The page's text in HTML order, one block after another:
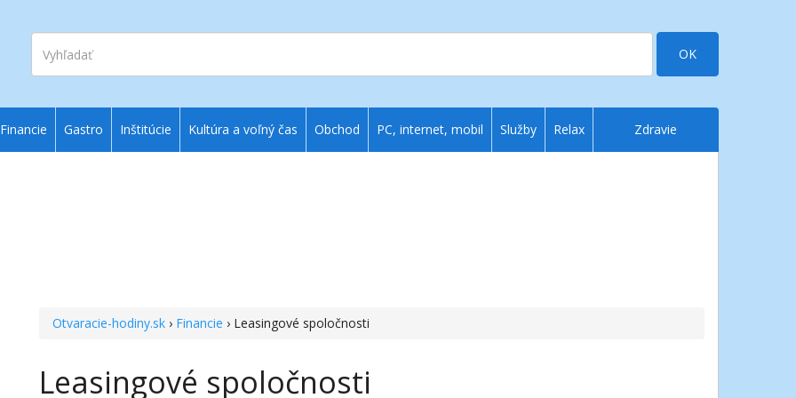
Vyhľadať
OK
Otvaracie-hodiny.sk › Financie › Leasingové spoločnosti
Leasingové spoločnosti
Financie Gastro Inštitúcie Kultúra a voľný čas Obchod PC, internet, mobil Služby Relax Zdravie